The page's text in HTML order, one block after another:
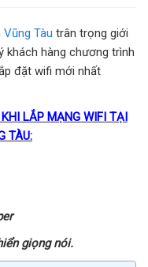
Vũng Tàu trân trọng giới
khách hàng chương trình
đặt wifi mới nhất
LẮP MẠNG WIFI TẠI
TÀU:
giọng nói.